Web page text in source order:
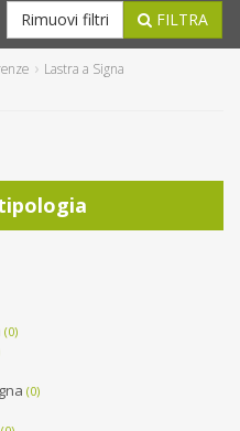
FILTRA
Rimuovi filtri
Lastra a Signa
(0)
(0)